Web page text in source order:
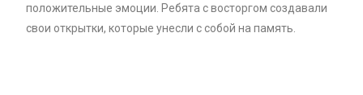
положительные эмоции. Ребята с восторгом создавали
свои открытки, которые унесли с собой на память.